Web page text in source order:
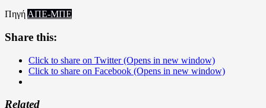
Πηγή ΑΠΕ-ΜΠΕ
Share this:
Click to share on Twitter (Opens in new window)
Click to share on Facebook (Opens in new window)
Related